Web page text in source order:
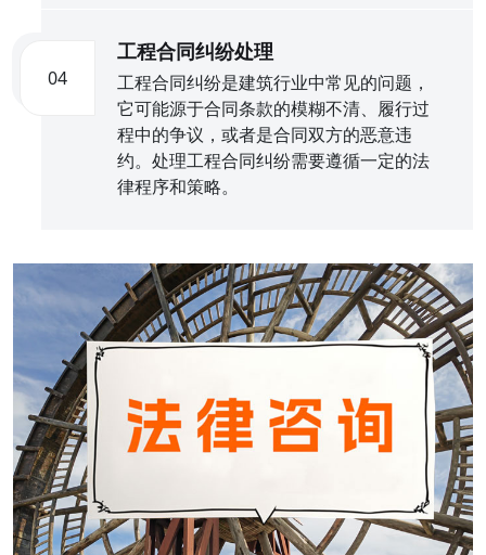
04
工程合同纠纷处理
工程合同纠纷是建筑行业中常见的问题，
它可能源于合同条款的模糊不清、履行过
程中的争议，或者是合同双方的恶意违
约。处理工程合同纠纷需要遵循一定的法
律程序和策略。